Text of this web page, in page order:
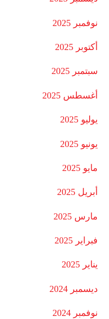
نوفمبر 2025
أكتوبر 2025
سبتمبر 2025
أغسطس 2025
يوليو 2025
يونيو 2025
مايو 2025
أبريل 2025
مارس 2025
فبراير 2025
يناير 2025
ديسمبر 2024
نوفمبر 2024